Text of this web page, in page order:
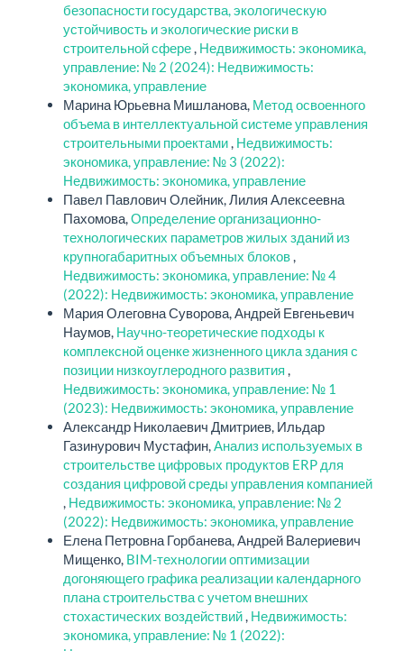
безопасности государства, экологическую
устойчивость и экологические риски в
строительной сфере, Недвижимость: экономика,
управление: № 2 (2024): Недвижимость:
экономика, управление
Марина Юрьевна Мишланова, Метод освоенного
объема в интеллектуальной системе управления
строительными проектами, Недвижимость:
экономика, управление: № 3 (2022):
Недвижимость: экономика, управление
Павел Павлович Олейник, Лилия Алексеевна
Пахомова,Определение организационно-
технологических параметров жилых зданий из
крупногабаритных объемных блоков,
Недвижимость: экономика, управление: № 4
(2022): Недвижимость: экономика, управление
Мария Олеговна Суворова, Андрей Евгеньевич
Наумов, Научно-теоретические подходы к
комплексной оценке жизненного цикла здания с
позиции низкоуглеродного развития ,
Недвижимость: экономика, управление: № 1
(2023): Недвижимость: экономика, управление
Александр Николаевич Дмитриев, Ильдар
Газинурович Мустафин,Анализ используемых в
строительстве цифровых продуктов ERP для
создания цифровой среды управления компанией
, Недвижимость: экономика, управление: № 2
(2022): Недвижимость: экономика, управление
Елена Петровна Горбанева, Андрей Валериевич
Мищенко, BIM-технологии оптимизации
догоняющего графика реализации календарного
плана строительства с учетом внешних
стохастических воздействий, Недвижимость:
экономика, управление: № 1 (2022):